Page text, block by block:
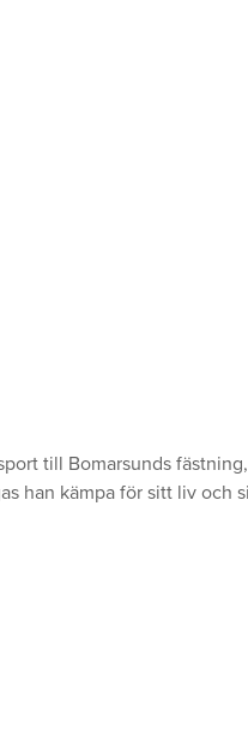
till Bomarsunds
han kämpa för sitt liv och